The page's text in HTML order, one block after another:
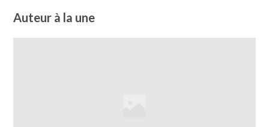
Auteur à la une